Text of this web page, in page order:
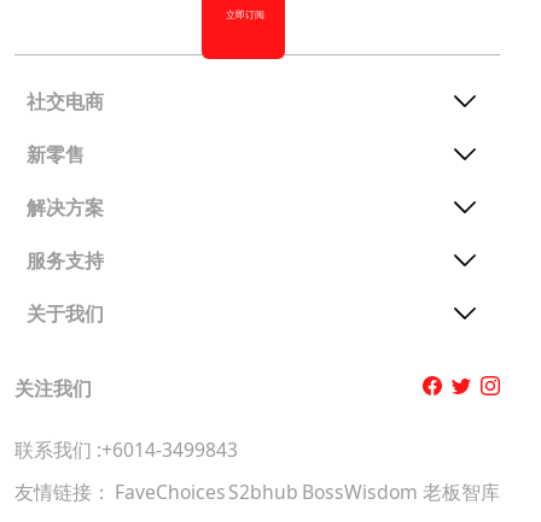
立即订阅
社交电商
新零售
解决方案
服务支持
关于我们
关注我们
联系我们 :+6014-3499843
友情链接： FaveChoicesS2bhub BossWisdom 老板智库